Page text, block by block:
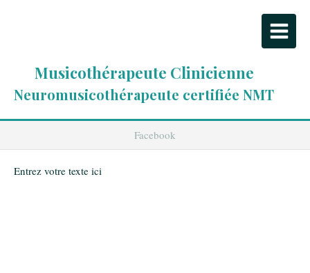
Musicothérapeute Clinicienne
Neuromusicothérapeute certifiée NMT
Facebook
Entrez votre texte ici